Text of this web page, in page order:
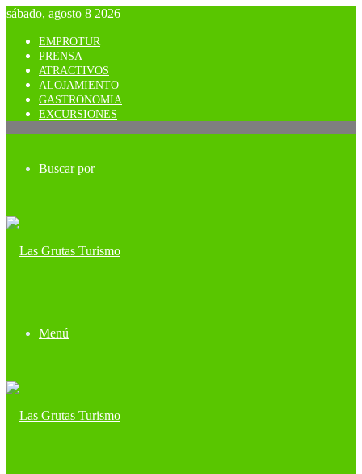
sábado, agosto 8 2026
EMPROTUR
PRENSA
ATRACTIVOS
ALOJAMIENTO
GASTRONOMIA
EXCURSIONES
Buscar por
Menú